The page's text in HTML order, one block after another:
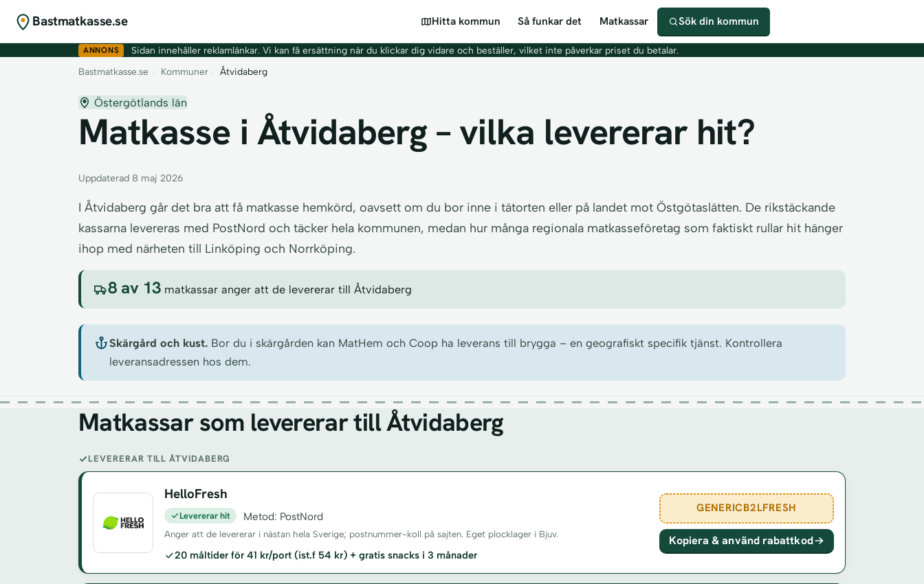
Bastmatkasse.se Hitta kommun Så funkar det Matkassar Sök din kommun
ANNONS
Sidan innehåller reklamlänkar. Vi kan få ersättning när du klickar dig vidare och beställer, vilket inte påverkar priset du betalar.
Bastmatkasse.se › Kommuner › Åtvidaberg
Östergötlands län
Matkasse i Åtvidaberg – vilka levererar hit?
Uppdaterad 8 maj 2026
I Åtvidaberg går det bra att få matkasse hemkörd, oavsett om du bor inne i tätorten eller på landet mot Östgötaslätten. De rikstäckande
kassarna levereras med PostNord och täcker hela kommunen, medan hur många regionala matkasseföretag som faktiskt rullar hit hänger
ihop med närheten till Linköping och Norrköping.
8 av 13 matkassar anger att de levererar till Åtvidaberg
Skärgård och kust.Bor du i skärgården kan MatHem och Coop ha leverans till brygga – en geografiskt specifik tjänst. Kontrollera
leveransadressen hos dem.
Matkassar som levererar till Åtvidaberg
LEVERERAR TILL ÅTVIDABERG
HelloFresh
Levererar hit Metod: PostNord
Anger att de levererar i nästan hela Sverige; postnummer-koll på sajten. Eget plocklager i Bjuv.
20 måltider för 41 kr/port (ist.f 54 kr) + gratis snacks i 3 månader
GENERICB2LFRESH
Kopiera & använd rabattkod